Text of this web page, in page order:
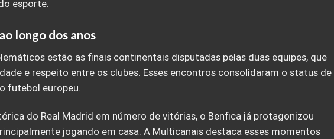
esporte.
longo dos anos
estão as finais continentais disputadas pelas duas equipes, que
e respeito entre os clubes. Esses encontros consolidaram o status de
futebol europeu.
do Real Madrid em número de vitórias, o Benfica já protagonizou
jogando em casa. A Multicanais destaca esses momentos